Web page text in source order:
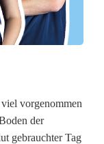
vorgenommen
der
gebrauchter Tag